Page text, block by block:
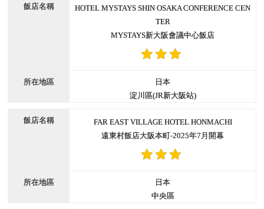
HOTEL MYSTAYS SHIN OSAKA CONFERENCE CEN
TER
MYSTAYS新大阪會議中心飯店
日本
淀川區(JR新大阪站)
FAR EAST VILLAGE HOTEL HONMACHI
遠東村飯店大阪本町-2025年7月開幕
日本
中央區